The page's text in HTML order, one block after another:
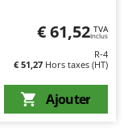
€ 61,52 TVA
Inclus
R-4
€ 51,27 Hors taxes (HT)
Ajouter